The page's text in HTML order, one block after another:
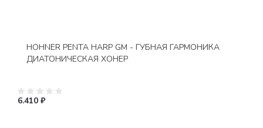
HOHNER PENTA HARP GM - ГУБНАЯ ГАРМОНИКА
ДИАТОНИЧЕСКАЯ ХОНЕР
6.410 ₽